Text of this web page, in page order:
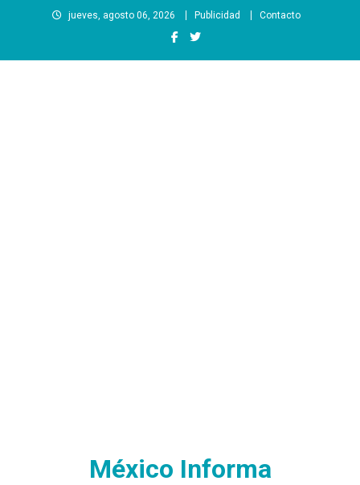
jueves, agosto 06, 2026 Publicidad Contacto
México Informa